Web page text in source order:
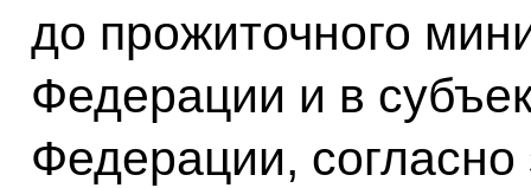
до прожиточного
Федерации и в
Федерации, согласно